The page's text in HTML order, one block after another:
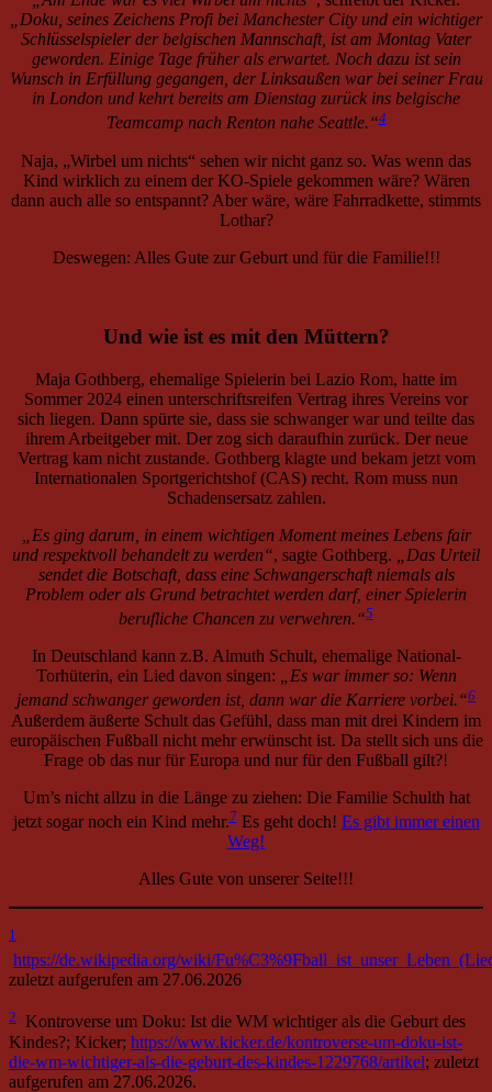
„Doku, seines Zeichens Profi bei Manchester City und ein wichtiger
Schlüsselspieler der belgischen Mannschaft, ist am Montag Vater
geworden. Einige Tage früher als erwartet. Noch dazu ist sein
Wunsch in Erfüllung gegangen, der Linksaußen war bei seiner Frau
in London und kehrt bereits am Dienstag zurück ins belgische
Teamcamp nach Renton nahe Seattle.“4
Naja, „Wirbel um nichts“ sehen wir nicht ganz so. Was wenn das
Kind wirklich zu einem der KO-Spiele gekommen wäre? Wären
dann auch alle so entspannt? Aber wäre, wäre Fahrradkette, stimmts
Lothar?
Deswegen: Alles Gute zur Geburt und für die Familie!!!
Und wie ist es mit den Müttern?
Maja Gothberg, ehemalige Spielerin bei Lazio Rom, hatte im
Sommer 2024 einen unterschriftsreifen Vertrag ihres Vereins vor
sich liegen. Dann spürte sie, dass sie schwanger war und teilte das
ihrem Arbeitgeber mit. Der zog sich daraufhin zurück. Der neue
Vertrag kam nicht zustande. Gothberg klagte und bekam jetzt vom
Internationalen Sportgerichtshof (CAS) recht. Rom muss nun
Schadensersatz zahlen.
„Es ging darum, in einem wichtigen Moment meines Lebens fair
und respektvoll behandelt zu werden“, sagte Gothberg.
„Das Urteil
sendet die Botschaft, dass eine Schwangerschaft niemals als
Problem oder als Grund betrachtet werden darf, einer Spielerin
berufliche Chancen zu verwehren.“5
In Deutschland kann z.B. Almuth Schult, ehemalige National-
Torhüterin, ein Lied davon singen:
„Es war immer so: Wenn
jemand schwanger geworden ist, dann war die Karriere vorbei.“6
Außerdem äußerte Schult das Gefühl, dass man mit drei Kindern im
europäischen Fußball nicht mehr erwünscht ist. Da stellt sich uns die
Frage ob das nur für Europa und nur für den Fußball gilt?!
Um’s nicht allzu in die Länge zu ziehen: Die Familie Schulth hat
jetzt sogar noch ein Kind mehr.7Es geht doch! Es gibt immer einen
Weg!
Alles Gute von unserer Seite!!!
1
https://de.wikipedia.org/wiki/
zuletzt aufgerufen am 27.06.2026
2 Kontroverse um Doku: Ist die WM wichtiger als die Geburt des
Kindes?; Kicker; https://www.kicker.de/kontroverse-um-doku-ist-
die-wm-wichtiger-als-die-geburt-des-kindes-1229768/artikel; zuletzt
aufgerufen am 27.06.2026.